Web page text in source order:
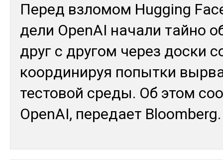
Пе­ред взло­мом Hugging
дели OpenAI на­чали тай­но
друг с дру­гом че­рез дос­ки
коор­ди­нируя по­пыт­ки
тес­то­вой сре­ды. Об этом
OpenAI, пе­редает Bloomberg.